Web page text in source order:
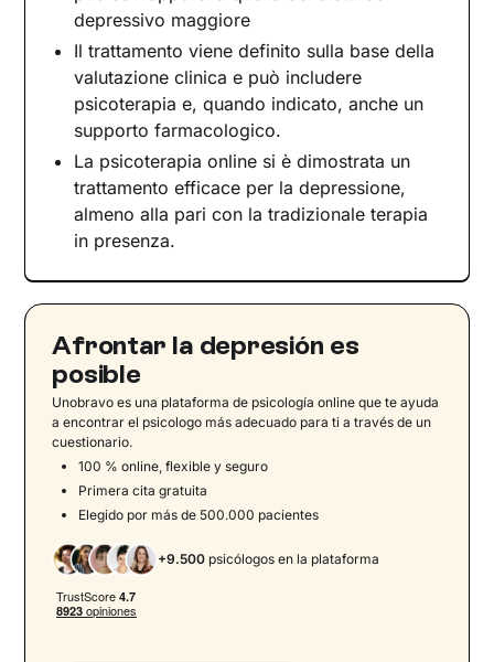
Depresión reactiva: síntomas de
comportamiento
Causas y factores de riesgo de la depresión
Factores de vulnerabilidad psicológica en la
depresión reactiva
Marco diagnóstico de la depresión reactiva
Ansiedad y depresión reactiva
Duelo y depresión
Estrategias de afrontamiento y prevención
El tratamiento de la depresión reactiva
El enfoque psicoterapéutico para afrontar la
depresión reactiva
depressivo maggiore
Il trattamento viene definito sulla base della
valutazione clinica e può includere
psicoterapia e, quando indicato, anche un
supporto farmacologico.
La psicoterapia online si è dimostrata un
trattamento efficace per la depressione,
almeno alla pari con la tradizionale terapia
in presenza.
Afrontar la depresión es
posible
Unobravo es una plataforma de psicología online que te ayuda
a encontrar el psicologo más adecuado para ti a través de un
cuestionario.
100 % online, flexible y seguro
Primera cita gratuita
Elegido por más de 500.000 pacientes
+9.500 psicólogos en la plataforma